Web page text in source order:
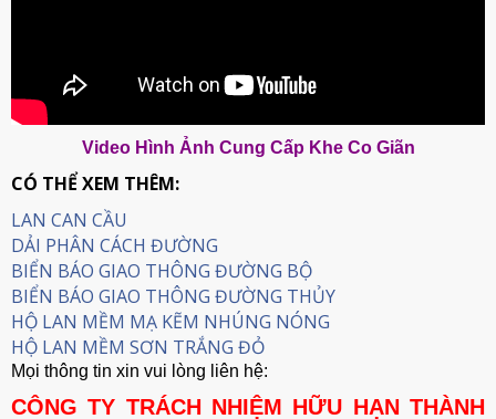
Video Hình Ảnh Cung Cấp Khe Co Giãn
CÓ THỂ XEM THÊM:
LAN CAN CẦU
DẢI PHÂN CÁCH ĐƯỜNG
BIỂN BÁO GIAO THÔNG ĐƯỜNG BỘ
BIỂN BÁO GIAO THÔNG ĐƯỜNG THỦY
HỘ LAN MỀM MẠ KẼM NHÚNG NÓNG
HỘ LAN MỀM SƠN TRẮNG ĐỎ
Mọi thông tin xin vui lòng liên hệ:
CÔNG TY TRÁCH NHIỆM HỮU HẠN THÀNH